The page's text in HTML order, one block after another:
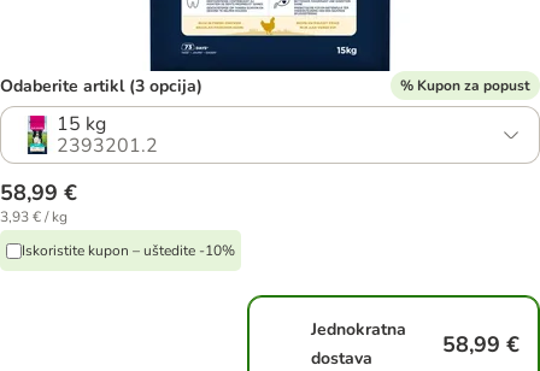
Odaberite artikl (3 opcija) % Kupon za popust
15 kg
2393201.2
58,99 €
3,93 € / kg
Iskoristite kupon – uštedite -10%
Jednokratna
dostava
58,99 €